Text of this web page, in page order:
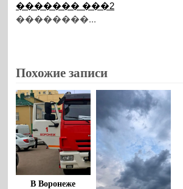
������� ���2
��������...
Похожие записи
В Воронеже